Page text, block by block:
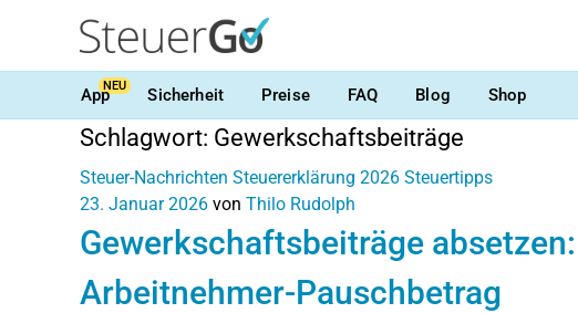
AppNEU Sicherheit Preise FAQ Blog Shop
Schlagwort: Gewerkschaftsbeiträge
Steuer-Nachrichten Steuererklärung 2026 Steuertipps
23. Januar 2026 von Thilo Rudolph
Gewerkschaftsbeiträge
Arbeitnehmer-Pauschbetrag